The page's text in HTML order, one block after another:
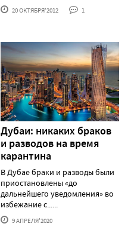
20 ОКТЯБРЯ'2012 1
Дубаи: никаких браков
и разводов на время
карантина
В Дубае браки и разводы были
приостановлены «до
дальнейшего уведомления» во
избежание с......
9 АПРЕЛЯ'2020